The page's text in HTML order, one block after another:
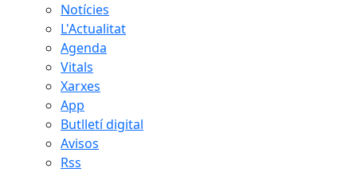
Notícies
L'Actualitat
Agenda
Vitals
Xarxes
App
Butlletí digital
Avisos
Rss